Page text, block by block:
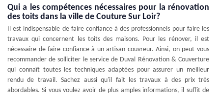
Qui a les compétences nécessaires pour la rénovation
des toits dans la ville de Couture Sur Loir?
Il est indispensable de faire confiance à des professionnels pour faire les
travaux qui concernent les toits des maisons. Pour les rénover, il est
nécessaire de faire confiance à un artisan couvreur. Ainsi, on peut vous
recommander de solliciter le service de Duval Rénovation & Couverture
qui connaît toutes les techniques adaptées pour assurer un meilleur
rendu de travail. Sachez aussi qu'il fait les travaux à des prix très
abordables. Si vous voulez avoir de plus amples informations, il suffit de